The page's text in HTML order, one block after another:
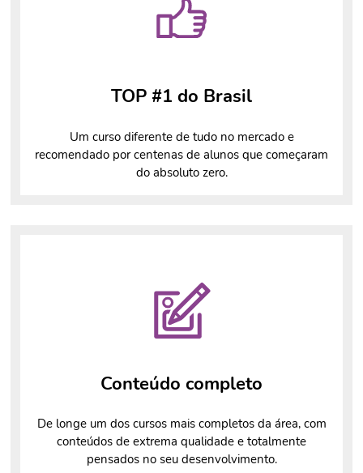
TOP #1 do Brasil
Um curso diferente de tudo no mercado e
recomendado por centenas de alunos que começaram
do absoluto zero.
Conteúdo completo
De longe um dos cursos mais completos da área, com
conteúdos de extrema qualidade e totalmente
pensados no seu desenvolvimento.